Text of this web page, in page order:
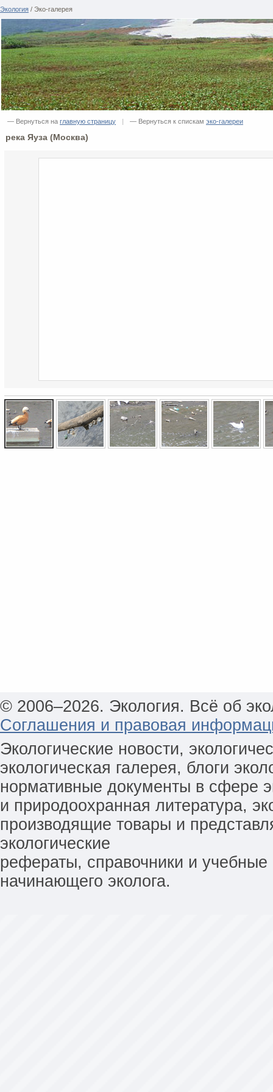
Экология / Эко-галерея
— Вернуться на главную страницу | — Вернуться к спискам эко-галереи
река Яуза (Москва)
© 2006–2026. Экология. Всё об
Соглашения и правовая
Экологические новости,
экологическая галерея, блоги
нормативные документы в сфере
и природоохранная литература,
производящие товары и
экологические
рефераты, справочники и
начинающего эколога.